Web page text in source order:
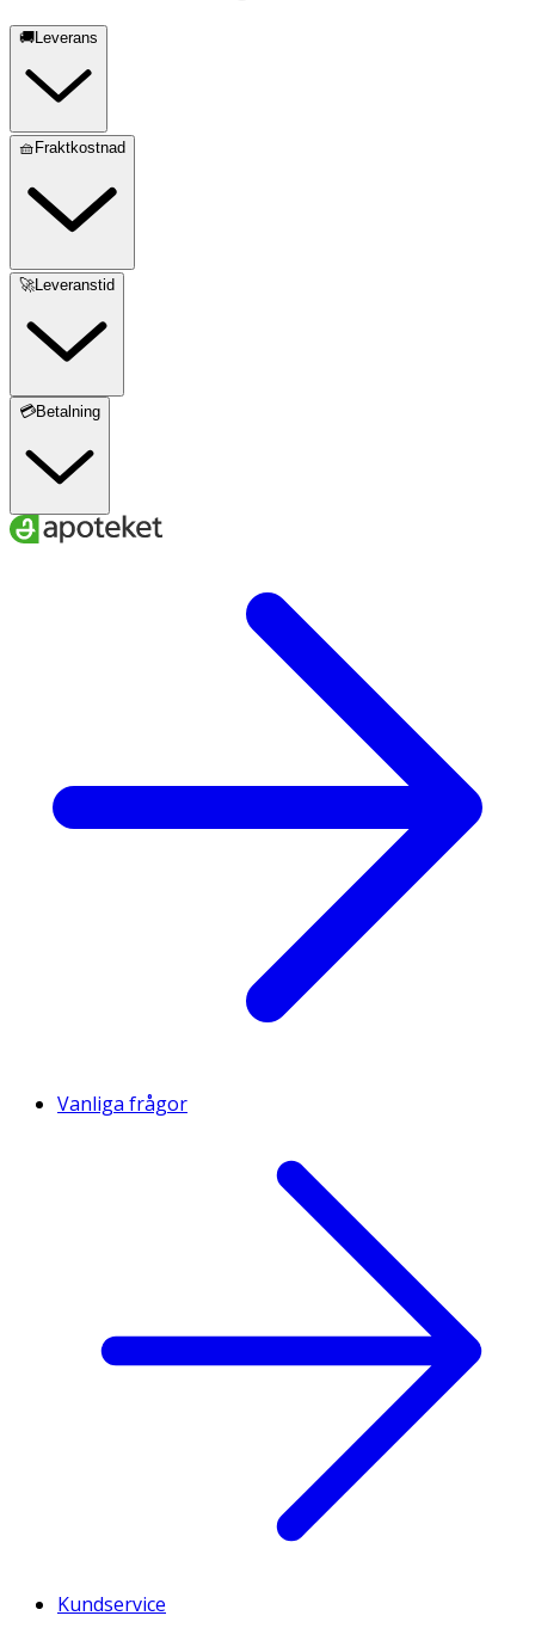
🚚Leverans
🧺Fraktkostnad
🚀Leveranstid
💳Betalning
Vanliga frågor
Kundservice